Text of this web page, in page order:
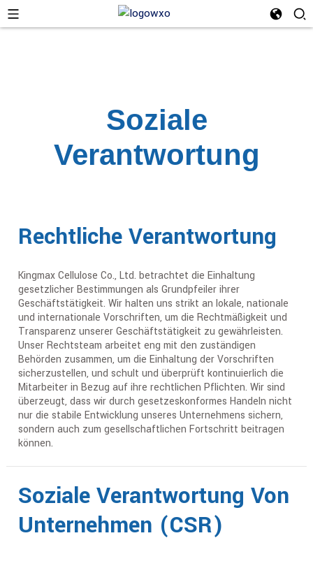
Soziale
Verantwortung
Rechtliche Verantwortung
Kingmax Cellulose Co., Ltd. betrachtet die Einhaltung
gesetzlicher Bestimmungen als Grundpfeiler ihrer
Geschäftstätigkeit. Wir halten uns strikt an lokale, nationale
und internationale Vorschriften, um die Rechtmäßigkeit und
Transparenz unserer Geschäftstätigkeit zu gewährleisten.
Unser Rechtsteam arbeitet eng mit den zuständigen
Behörden zusammen, um die Einhaltung der Vorschriften
sicherzustellen, und schult und überprüft kontinuierlich die
Mitarbeiter in Bezug auf ihre rechtlichen Pflichten. Wir sind
überzeugt, dass wir durch gesetzeskonformes Handeln nicht
nur die stabile Entwicklung unseres Unternehmens sichern,
sondern auch zum gesellschaftlichen Fortschritt beitragen
können.
Soziale Verantwortung Von
Unternehmen (CSR)